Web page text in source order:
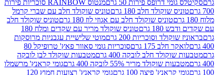
דרופס פירות 50 גרם
מנטוס RAINBOW סוכריות פירות
שוקולד חלב 180 גרם
טוניס שוקולד חלב עם שברי קרמל
טוניס שוקולד חלב עם אגוזי לוז 180 גרם
טוניס שוקולד חלב
180 גרם
טוניס שוקולד מריר עם שקדים ומלח 180
וסוכריות 200 גרם
מוטי שלישיית עגבניות מרוסקות
חלב 175 גרם
סוכריות גומי סאוור פאץ' טרופיקל 80
חלב לובקה 400 גרם
מטבעות שוקולד לבן לובקה
שוקולד מריר 55% לובקה 400 גרם
גומי קראנץ' מרשמלו
קראנץ' פיצה 100 גרם
גומי קראנץ' רצועות חמוץ 120